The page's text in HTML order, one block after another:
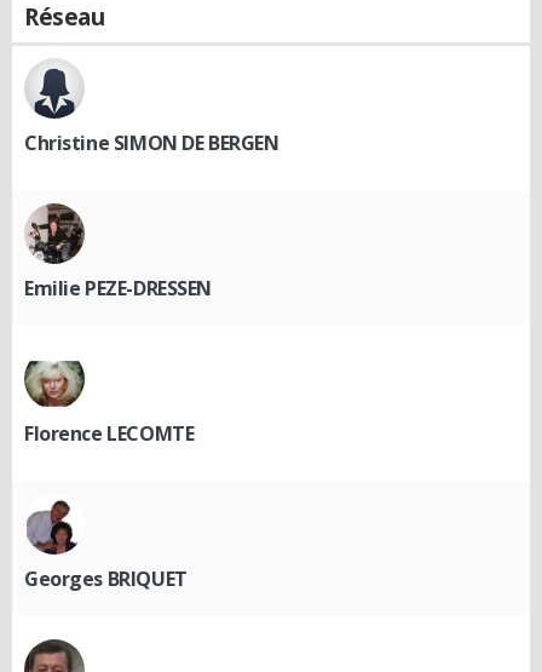
Réseau
Christine SIMON DE BERGEN
Emilie PEZE-DRESSEN
Florence LECOMTE
Georges BRIQUET